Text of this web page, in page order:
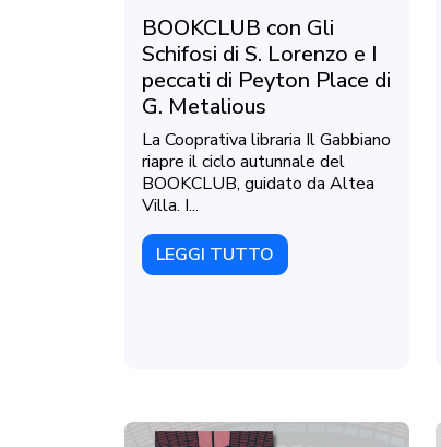
BOOKCLUB con Gli
Schifosi di S. Lorenzo e I
peccati di Peyton Place di
G. Metalious
La Cooprativa libraria Il Gabbiano
riapre il ciclo autunnale del
BOOKCLUB, guidato da Altea
Villa. I...
LEGGI TUTTO